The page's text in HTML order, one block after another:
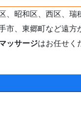
、昭和区、西区、
市、東郷町など遠方
ッサージはお任せく